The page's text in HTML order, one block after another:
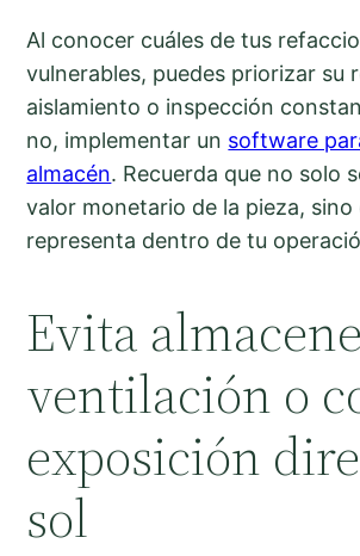
Al conocer cuáles de tus
vulnerables, puedes priorizar su
aislamiento o inspección
no, implementar un software
almacén. Recuerda que no solo
valor monetario de la pieza, sino
representa dentro de tu
Evita
ventilación o
exposición
sol